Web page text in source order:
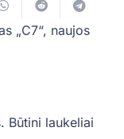
„C7“, naujos
Būtini laukeliai